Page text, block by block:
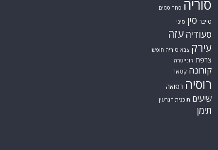
סוריה סחר סמים
סייבר סין סיני
סעודיה עזה
עירק צבא סוריה חופשי
צרפת קונייטרה
קורונה קטאר
רוסיה רפואה
שיעים תוכנית הגרעין
תימן